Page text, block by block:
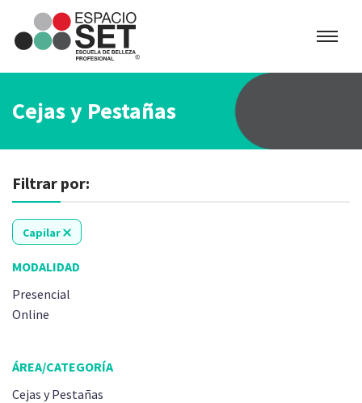
Espacio
SET
Cejas y Pestañas
Filtrar por:
Capilar
MODALIDAD
Presencial
Online
ÁREA/CATEGORÍA
Cejas y Pestañas